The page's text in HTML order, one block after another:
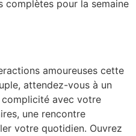
complètes pour la semaine
amoureuses cette
attendez-vous à un
avec votre
une rencontre
votre quotidien. Ouvrez